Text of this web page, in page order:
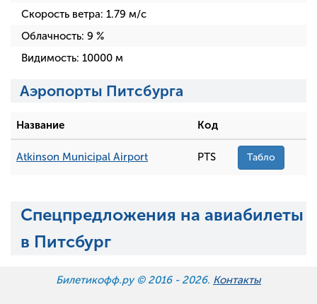
Скорость ветра: 1.79 м/с
Облачность: 9 %
Видимость: 10000 м
Аэропорты Питсбурга
Название Код
Atkinson Municipal Airport PTS Табло
Спецпредложения на авиабилеты
в Питсбург
Билетикофф.ру © 2016 - 2026. Контакты